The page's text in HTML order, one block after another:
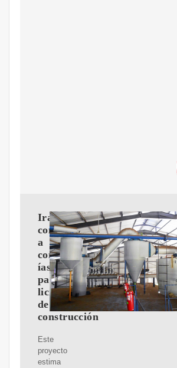
Irak
convoca
a
compa?
ías
para
licitación
de
construcción
Este
proyecto
estima